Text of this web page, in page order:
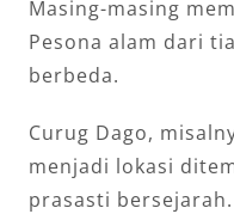
Masing-masing
Pesona alam dari
berbeda.
Curug Dago,
menjadi lokasi
prasasti